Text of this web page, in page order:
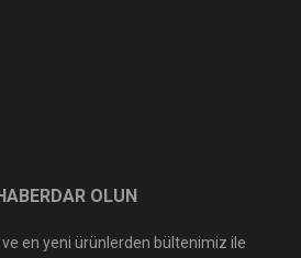
OLUN
en yeni ürünlerden bültenimiz ile